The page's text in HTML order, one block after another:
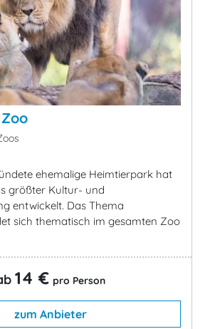
ehemalige Heimtierpark hat
größter Kultur- und
entwickelt. Das Thema
sich thematisch im gesamten Zoo
14 € pro Person
zum Anbieter